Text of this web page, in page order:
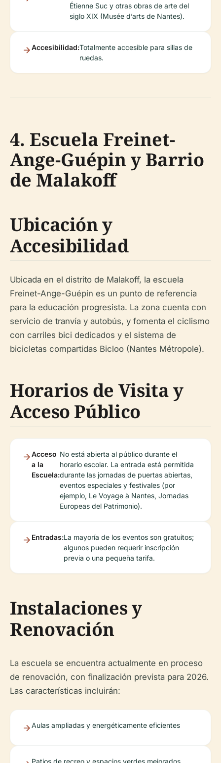
Étienne Suc y otras obras de arte del
siglo XIX (Musée d’arts de Nantes).
Accesibilidad:Totalmente accesible para sillas de
ruedas.
4. Escuela Freinet-
Ange-Guépin y Barrio
de Malakoff
Ubicación y
Accesibilidad
Ubicada en el distrito de Malakoff, la escuela
Freinet-Ange-Guépin es un punto de referencia
para la educación progresista. La zona cuenta con
servicio de tranvía y autobús, y fomenta el ciclismo
con carriles bici dedicados y el sistema de
bicicletas compartidas Bicloo (Nantes Métropole).
Horarios de Visita y
Acceso Público
Acceso
a la
Escuela:
No está abierta al público durante el
horario escolar. La entrada está permitida
durante las jornadas de puertas abiertas,
eventos especiales y festivales (por
ejemplo, Le Voyage à Nantes, Jornadas
Europeas del Patrimonio).
Entradas:La mayoría de los eventos son gratuitos;
algunos pueden requerir inscripción
previa o una pequeña tarifa.
Instalaciones y
Renovación
La escuela se encuentra actualmente en proceso
de renovación, con finalización prevista para 2026.
Las características incluirán:
Aulas ampliadas y energéticamente eficientes
Patios de recreo y espacios verdes mejorados